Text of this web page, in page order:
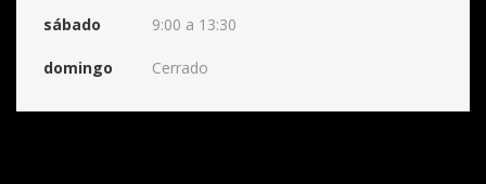
sábado 9:00 a 13:30
domingo Cerrado